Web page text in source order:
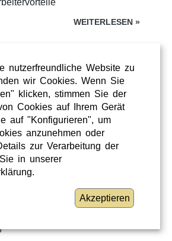
WEITERLESEN »
nutzerfreundliche Website zu
wir Cookies. Wenn Sie
klicken, stimmen Sie der
Cookies auf Ihrem Gerät
auf "Konfigurieren", um
anzunehmen oder
zur Verarbeitung der
in unserer
Akzeptieren